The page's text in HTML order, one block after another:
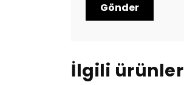
İlgili ürünler